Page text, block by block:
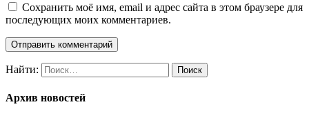
Сохранить моё имя, email и адрес сайта в этом браузере для
последующих моих комментариев.
Найти:
Архив новостей